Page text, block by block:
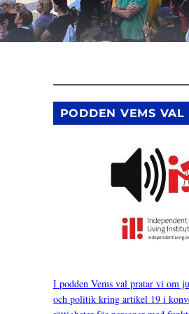
PODDEN VEMS VAL
I podden Vems val pratar vi om
och politik kring artikel 19 i